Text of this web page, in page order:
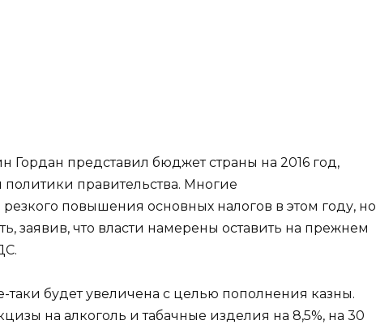
представил бюджет страны на 2016 год,
политики правительства. Многие
повышения основных налогов в этом году, но
заявив, что власти намерены оставить на прежнем
таки будет увеличена с целью пополнения казны.
на алкоголь и табачные изделия на 8,5%, на 30